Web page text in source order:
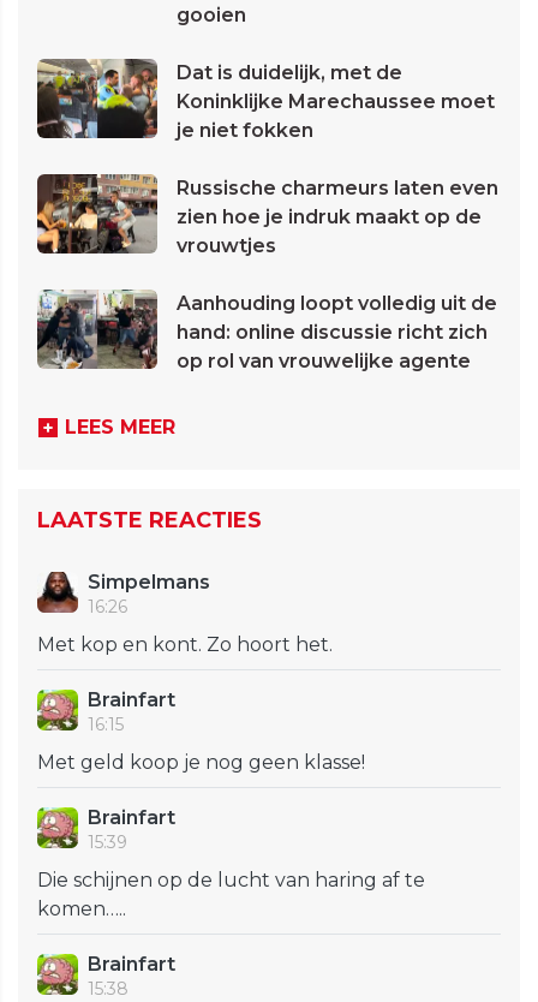
gooien
Dat is duidelijk, met de
Koninklijke Marechaussee moet
je niet fokken
Russische charmeurs laten even
zien hoe je indruk maakt op de
vrouwtjes
Aanhouding loopt volledig uit de
hand: online discussie richt zich
op rol van vrouwelijke agente
LEES MEER
LAATSTE REACTIES
Simpelmans
16:26
Met kop en kont. Zo hoort het.
Brainfart
16:15
Met geld koop je nog geen klasse!
Brainfart
15:39
Die schijnen op de lucht van haring af te
komen…..
Brainfart
15:38